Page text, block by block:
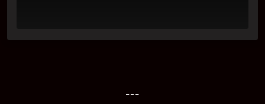
---